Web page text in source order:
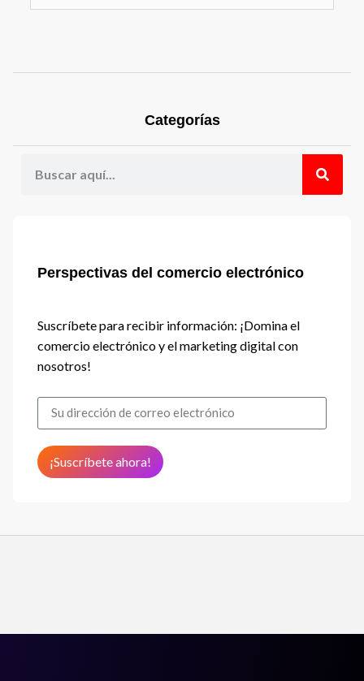
Categorías
Perspectivas del comercio electrónico
Suscríbete para recibir información: ¡Domina el
comercio electrónico y el marketing digital con
nosotros!
¡Suscríbete ahora!